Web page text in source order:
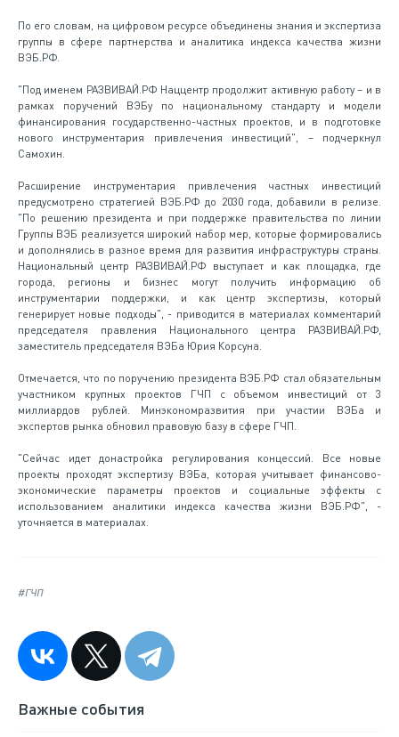
По его словам, на цифровом ресурсе объединены знания и экспертиза
группы в сфере партнерства и аналитика индекса качества жизни
ВЭБ.РФ.
"Под именем РАЗВИВАЙ.РФ Наццентр продолжит активную работу – и в
рамках поручений ВЭБу по национальному стандарту и модели
финансирования государственно-частных проектов, и в подготовке
нового инструментария привлечения инвестиций", – подчеркнул
Самохин.
Расширение инструментария привлечения частных инвестиций
предусмотрено стратегией ВЭБ.РФ до 2030 года, добавили в релизе.
"По решению президента и при поддержке правительства по линии
Группы ВЭБ реализуется широкий набор мер, которые формировались
и дополнялись в разное время для развития инфраструктуры страны.
Национальный центр РАЗВИВАЙ.РФ выступает и как площадка, где
города, регионы и бизнес могут получить информацию об
инструментарии поддержки, и как центр экспертизы, который
генерирует новые подходы", - приводится в материалах комментарий
председателя правления Национального центра РАЗВИВАЙ.РФ,
заместитель председателя ВЭБа Юрия Корсуна.
Отмечается, что по поручению президента ВЭБ.РФ стал обязательным
участником крупных проектов ГЧП с объемом инвестиций от 3
миллиардов рублей. Минэкономразвития при участии ВЭБа и
экспертов рынка обновил правовую базу в сфере ГЧП.
"Сейчас идет донастройка регулирования концессий. Все новые
проекты проходят экспертизу ВЭБа, которая учитывает финансово-
экономические параметры проектов и социальные эффекты с
использованием аналитики индекса качества жизни ВЭБ.РФ", -
уточняется в материалах.
#ГЧП
Важные события